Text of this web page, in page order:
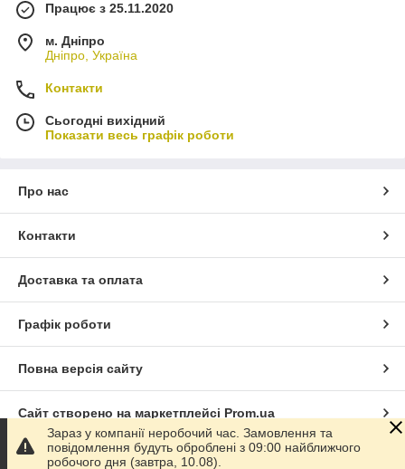
Працює з 25.11.2020
м. Дніпро
Дніпро, Україна
Контакти
Сьогодні вихідний
Показати весь графік роботи
Про нас
Контакти
Доставка та оплата
Графік роботи
Повна версія сайту
Сайт створено на маркетплейсі Prom.ua
Політика конфіденційності
Зараз у компанії неробочий час. Замовлення та
повідомлення будуть оброблені з 09:00 найближчого
робочого дня (завтра, 10.08).